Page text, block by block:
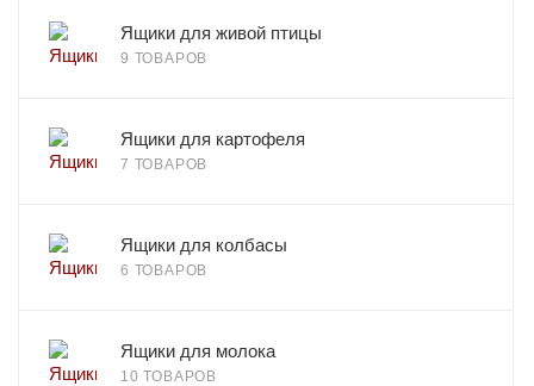
Ящики для живой птицы
9 ТОВАРОВ
Ящики для картофеля
7 ТОВАРОВ
Ящики для колбасы
6 ТОВАРОВ
Ящики для молока
10 ТОВАРОВ